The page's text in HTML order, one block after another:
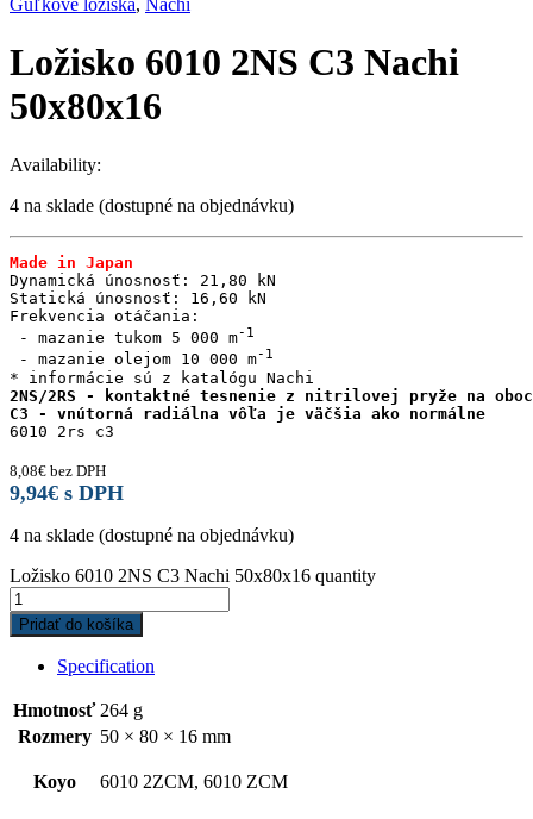
Guľkové ložiská, Nachi
Ložisko 6010 2NS C3 Nachi
50x80x16
Availability:
4 na sklade (dostupné na objednávku)
Made in Japan
Dynamická únosnosť: 21,80 kN
Statická únosnosť: 16,60 kN
Frekvencia otáčania:
- mazanie tukom 5 000 m
- mazanie olejom 10 000 m
2NS/2RS - kontaktné tesnenie z nitrilovej pryže na
C3 - vnútorná radiálna vôľa je väčšia ako normálne
6010 2rs c3
8,08€ bez DPH
9,94€ s DPH
4 na sklade (dostupné na objednávku)
Ložisko 6010 2NS C3 Nachi 50x80x16 quantity
Pridať do košíka
Specification
Hmotnosť 264 g
Rozmery 50 × 80 × 16 mm
Koyo 6010 2ZCM, 6010 ZCM